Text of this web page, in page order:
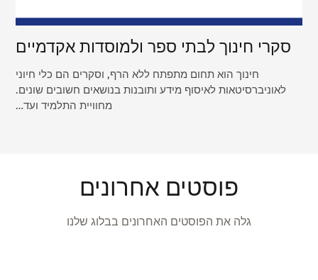
סקרי חינוך לבתי ספר ולמוסדות אקדמיים
חינוך הוא תחום מתפתח ללא הרף, וסקרים הם כלי חיוני
לאוניברסיטאות לאיסוף מידע ותובנות בנושאים חשובים שונים.
מחוויית התלמיד ועד…
פוסטים אחרונים
גלה את הפוסטים האחרונים בבלוג שלנו